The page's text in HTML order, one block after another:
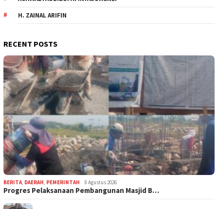
H. ZAINAL ARIFIN
RECENT POSTS
BERITA DAERAH PEMERINTAH 8 Agustus 2026
Progres Pelaksanaan Pembangunan Masjid B…